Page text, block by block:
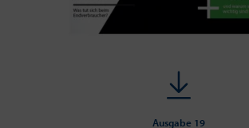
Ausgabe 19